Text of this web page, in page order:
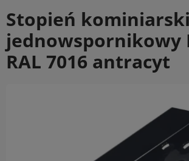
Stopień kominiarski
jednowspornikowy
RAL 7016 antracyt